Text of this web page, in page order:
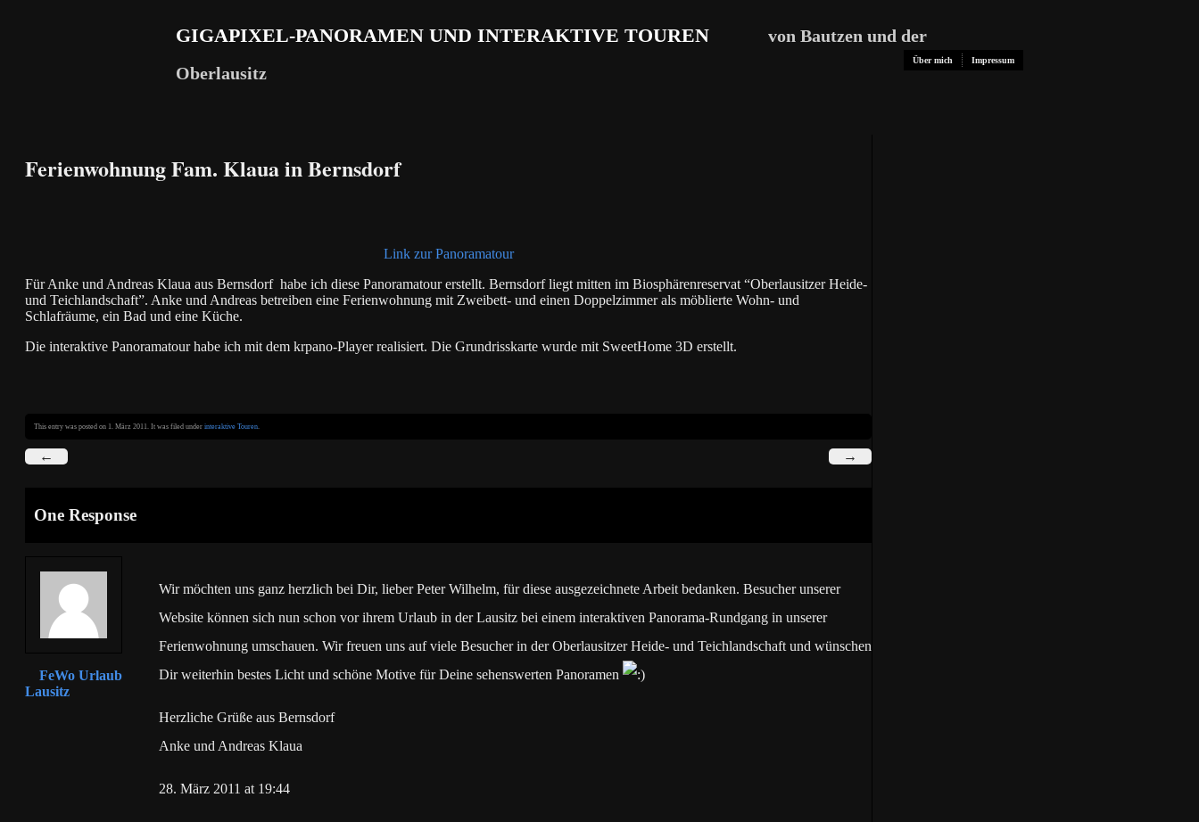
GIGAPIXEL-PANORAMEN UND INTERAKTIVE TOUREN
von Bautzen und der
Oberlausitz
Über mich Impressum
Ferienwohnung Fam. Klaua in Bernsdorf
Link zur Panoramatour
Für Anke und Andreas Klaua aus Bernsdorf habe ich diese Panoramatour erstellt. Bernsdorf liegt mitten im Biosphärenreservat “Oberlausitzer Heide-
und Teichlandschaft”. Anke und Andreas betreiben eine Ferienwohnung mit Zweibett- und einen Doppelzimmer als möblierte Wohn- und
Schlafräume, ein Bad und eine Küche.
Die interaktive Panoramatour habe ich mit dem krpano-Player realisiert. Die Grundrisskarte wurde mit SweetHome 3D erstellt.
This entry was posted on 1. März 2011. It was filed under interaktive Touren.
→
←
One Response
FeWo Urlaub
Lausitz
Wir möchten uns ganz herzlich bei Dir, lieber Peter Wilhelm, für diese ausgezeichnete Arbeit bedanken. Besucher unserer
Website können sich nun schon vor ihrem Urlaub in der Lausitz bei einem interaktiven Panorama-Rundgang in unserer
Ferienwohnung umschauen. Wir freuen uns auf viele Besucher in der Oberlausitzer Heide- und Teichlandschaft und wünschen
Dir weiterhin bestes Licht und schöne Motive für Deine sehenswerten Panoramen
Herzliche Grüße aus Bernsdorf
Anke und Andreas Klaua
28. März 2011 at 19:44